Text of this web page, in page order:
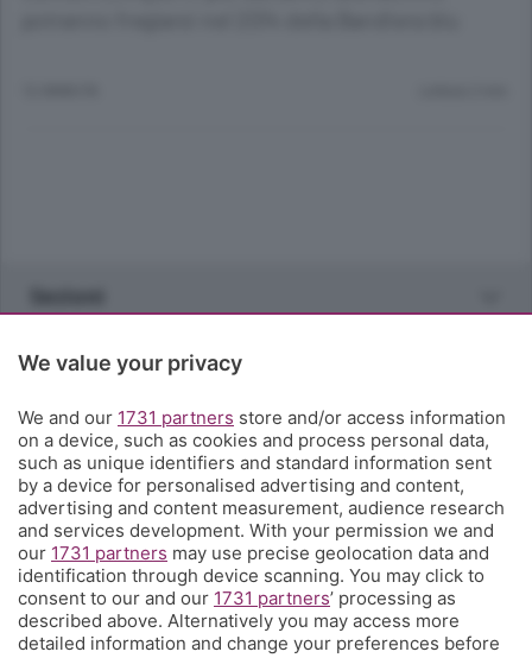
Rubriche
Territorio
Servizi
Chi Siamo
Community
We value your privacy
We and our 1731 partners store and/or access information
on a device, such as cookies and process personal data,
such as unique identifiers and standard information sent
by a device for personalised advertising and content,
advertising and content measurement, audience research
and services development. With your permission we and
our 1731 partners may use precise geolocation data and
identification through device scanning. You may click to
consent to our and our 1731 partners’ processing as
described above. Alternatively you may access more
detailed information and change your preferences before